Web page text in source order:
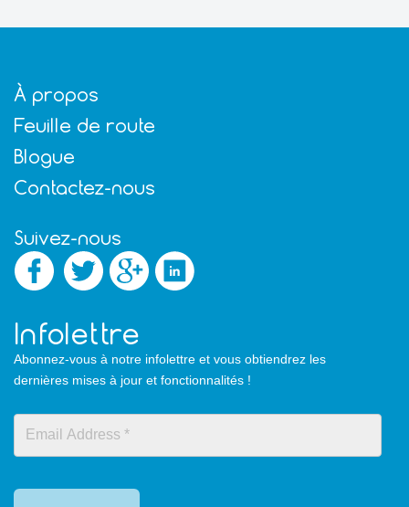
À propos
Feuille de route
Blogue
Contactez-nous
Suivez-nous
Infolettre
Abonnez-vous à notre infolettre et vous obtiendrez les
dernières mises à jour et fonctionnalités !